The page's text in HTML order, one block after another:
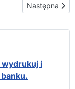
Następna
Następna
wydrukuj i